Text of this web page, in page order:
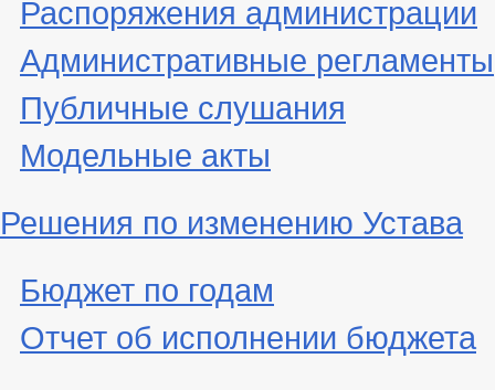
Распоряжения администрации
Административные регламенты
Публичные слушания
Модельные акты
Решения по изменению Устава
Бюджет по годам
Отчет об исполнении бюджета